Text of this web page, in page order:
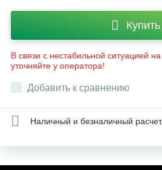
Купить
В связи с нестабильной ситуацией
уточняйте у оператора!
Добавить к сравнению
Наличный и безналичный